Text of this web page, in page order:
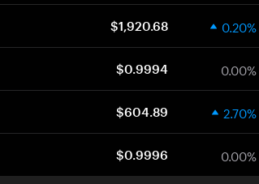
$1,920.68 0.20%
$0.9994 0.00%
$604.89 2.70%
$0.9996 0.00%